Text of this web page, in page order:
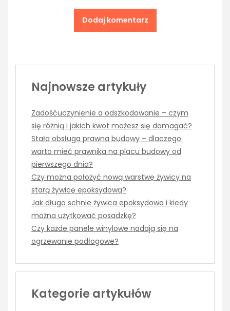
Najnowsze artykuły
Zadośćuczynienie a odszkodowanie – czym
się różnią i jakich kwot możesz się domagać?
Stała obsługa prawna budowy – dlaczego
warto mieć prawnika na placu budowy od
pierwszego dnia?
Czy można położyć nową warstwę żywicy na
starą żywicę epoksydową?
Jak długo schnie żywica epoksydowa i kiedy
można użytkować posadzkę?
Czy każde panele winylowe nadają się na
ogrzewanie podłogowe?
Kategorie artykułów